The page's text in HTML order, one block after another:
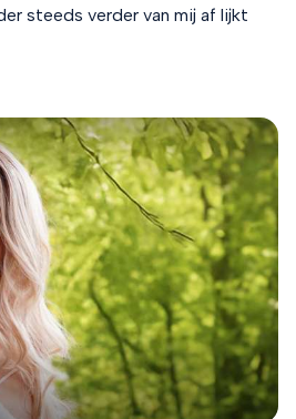
steeds verder van mij af lijkt